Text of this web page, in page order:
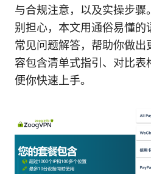
与合规注意，以及实操步骤
别担心，本文用通俗易懂
常见问题解答，帮助你做出
容包含清单式指引、对比表
便你快速上手。